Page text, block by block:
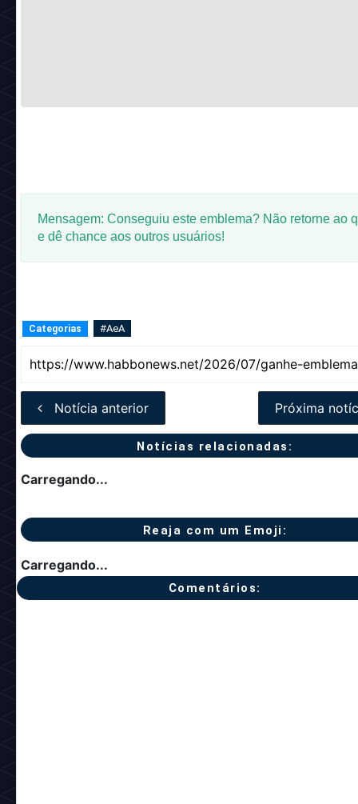
Mensagem: Conseguiu este emblema? Não retorne ao
e dê chance aos outros usuários!
Categorias #AeA
Notícia anterior Próxima
Notícias relacionadas:
Carregando...
Reaja com um Emoji:
Carregando...
Comentários: